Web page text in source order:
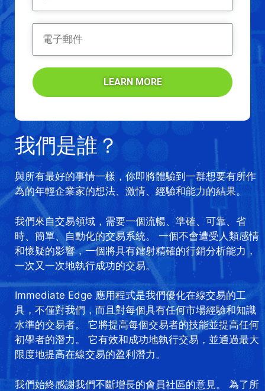
我們是誰？
與所有最好的事情一樣，你即將體驗到一群想要有所作
為的年輕企業家的想法、激情、經驗和能力的結果。
我們來自交易領域，需要一個流暢、準確、可靠、省
時、簡單、自動化的交易系統。 一個不會遭受人類感情
和懷疑的影響，一個將具有鐳射精確的行銷分析能力，
一次又一次地執行成功的交易。
Immediate Edge 應用程式是我們優化在線交易的工
具，不僅對我們，而且對每個具有任何市場經驗和知識
水準的交易者。 它將提高每個交易者的技能並提高任何
初學者的潛力。 它有效和成功地執行交易，並通過最大
限度地提高在線交易的盈利潛力。
我們始終感謝我們不斷增長的會員社區的意見。 為了所
LEARN MORE